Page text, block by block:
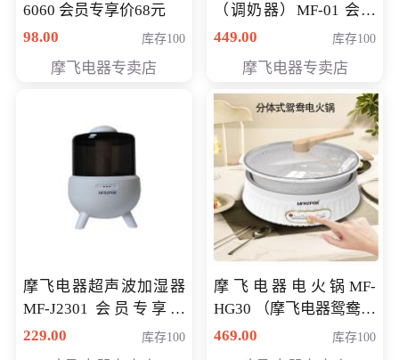
6060 会员专享价68元
98.00
库存100
摩飞电器专卖店
（调奶器）MF-01 会员
专享价366元
449.00 库存100
摩飞电器专卖店
摩飞电器超声波加湿器
MF-J2301 会员专享价
168元
229.00 库存100
摩飞电器电火锅MF-
HG30 （摩飞电器鸳鸯锅
MF-HG30 ） 会员专享价
469.00 库存100